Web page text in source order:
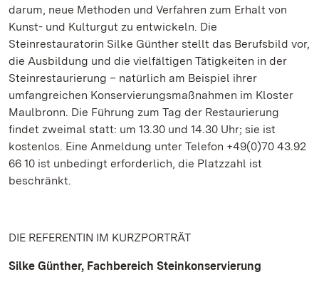
darum, neue Methoden und Verfahren zum Erhalt von
Kunst- und Kulturgut zu entwickeln. Die
Steinrestauratorin Silke Günther stellt das Berufsbild vor,
die Ausbildung und die vielfältigen Tätigkeiten in der
Steinrestaurierung – natürlich am Beispiel ihrer
umfangreichen Konservierungsmaßnahmen im Kloster
Maulbronn. Die Führung zum Tag der Restaurierung
findet zweimal statt: um 13.30 und 14.30 Uhr; sie ist
kostenlos. Eine Anmeldung unter Telefon +49(0)70 43.92
66 10 ist unbedingt erforderlich, die Platzzahl ist
beschränkt.
DIE REFERENTIN IM KURZPORTRÄT
Silke Günther, Fachbereich Steinkonservierung